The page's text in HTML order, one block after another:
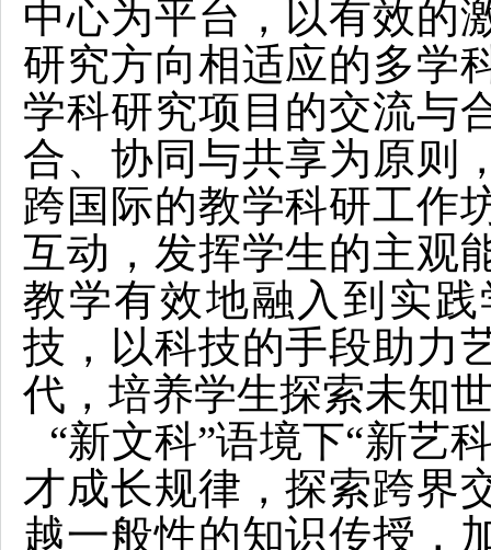
中心为平台，以有效的
研究方向相适应的多学
学科研究项目的交流与
合、协同与共享为原则
跨国际的教学科研工作
互动，发挥学生的主观
教学有效地融入到实
技，以科技的手段助力
代，培养学生探索未知
“新文科”语境下“新艺
才成长规律，探索跨界
越一般性的知识传授，